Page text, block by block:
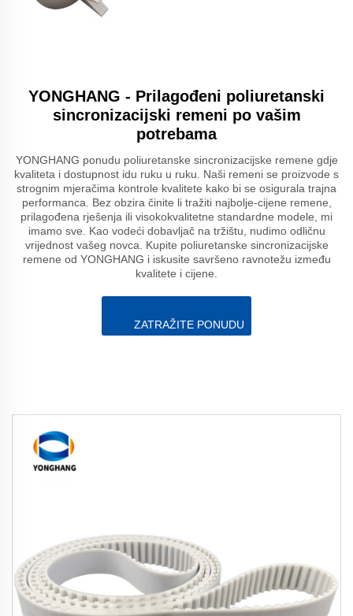
YONGHANG - Prilagođeni poliuretanski
sincronizacijski remeni po vašim
potrebama
YONGHANG ponudu poliuretanske sincronizacijske remene gdje
kvaliteta i dostupnost idu ruku u ruku. Naši remeni se proizvode s
strognim mjeračima kontrole kvalitete kako bi se osigurala trajna
performanca. Bez obzira činite li tražiti najbolje-cijene remene,
prilagođena rješenja ili visokokvalitetne standardne modele, mi
imamo sve. Kao vodeći dobavljač na tržištu, nudimo odličnu
vrijednost vašeg novca. Kupite poliuretanske sincronizacijske
remene od YONGHANG i iskusite savršeno ravnotežu između
kvalitete i cijene.
ZATRAŽITE PONUDU